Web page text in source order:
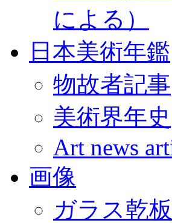
による）
日本美術年鑑
物故者記事
美術界年史
Art news
画像
ガラス乾板